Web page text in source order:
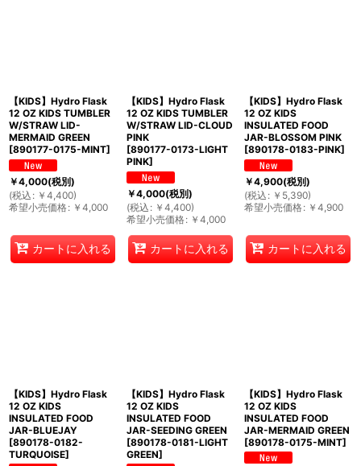
【KIDS】Hydro Flask
12 OZ KIDS TUMBLER
W/STRAW LID-
MERMAID GREEN
[890177-0175-MINT]
￥4,000(税別)
(税込 : ￥ 4,400)
希望小売価格: ￥ 4,000
カートに入れる
【KIDS】Hydro Flask
12 OZ KIDS TUMBLER
W/STRAW LID-CLOUD
PINK
[890177-0173-LIGHT
PINK]
￥4,000(税別)
(税込 : ￥ 4,400)
希望小売価格: ￥ 4,000
カートに入れる
【KIDS】Hydro Flask
12 OZ KIDS
INSULATED FOOD
JAR-BLOSSOM PINK
[890178-0183-PINK]
￥4,900(税別)
(税込 : ￥ 5,390)
希望小売価格: ￥ 4,900
カートに入れる
【KIDS】Hydro Flask
12 OZ KIDS
INSULATED FOOD
JAR-BLUEJAY
[890178-0182-
TURQUOISE]
【KIDS】Hydro Flask
12 OZ KIDS
INSULATED FOOD
JAR-SEEDING GREEN
[890178-0181-LIGHT
GREEN]
【KIDS】Hydro Flask
12 OZ KIDS
INSULATED FOOD
JAR-MERMAID GREEN
[890178-0175-MINT]